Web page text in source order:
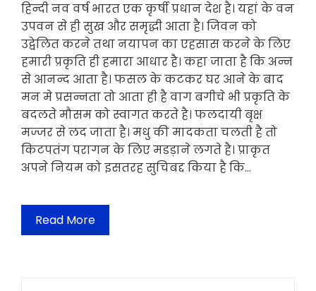
हिन्दी नव वर्ष भारत एक कृर्षी प्रधान देश है। यहां के वन
उपवन से ही सुख और समृद्धी आता है। जिवन को
उद्वेलित करने तथा नयापन का एहसास करने के लिए
हमारी प्रकृति ही हमारा आधार है। कहा जाता है कि अन्न
से आनन्द आता है। फसल के कटकर घर आने के बाद
मन मे प्रसन्नता तो आता ही है वाग बगीचे भी प्रकृति के
बदलते मौसम को स्वागत करते है। फलदायी बृक्ष
मज्जर से लद जाता है। मधु की मादकता चलती है तो
किटपतंग परागन के लिए मडड़ाने लगते है। प्राकृत
अपने नियम को इसतरह सुचिबद्द किया है कि…
Read More